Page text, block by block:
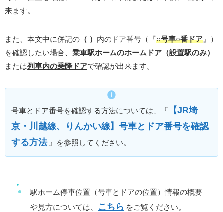
来ます。
また、本文中に併記の （ ） 内のドア番号（『○号車○番ドア 』）
を確認したい場合、 乗車駅ホームのホームドア（設置駅のみ）
または列車内の乗降ドアで確認が出来ます。
号車とドア番号を確認する方法については、『
【JR埼
京・川越線、りんかい線】号車とドア番号を確認
する方法 』を参照してください。
駅ホーム停車位置（号車とドアの位置）情報の概要
や見方については、
こちら をご覧ください。